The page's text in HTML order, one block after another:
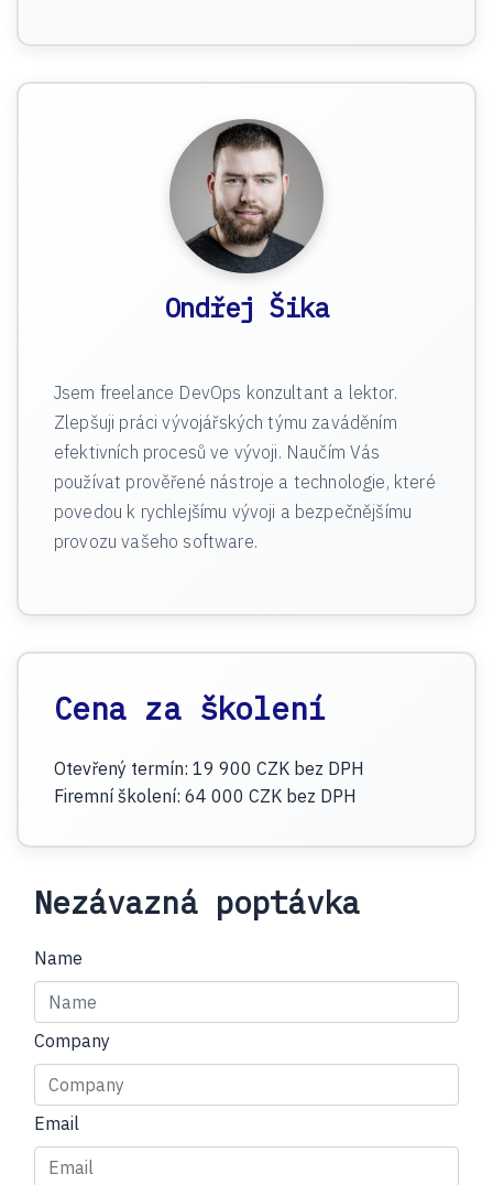
Ondřej Šika
Jsem freelance DevOps konzultant a lektor.
Zlepšuji práci vývojářských týmu zaváděním
efektivních procesů ve vývoji. Naučím Vás
používat prověřené nástroje a technologie, které
povedou k rychlejšímu vývoji a bezpečnějšímu
provozu vašeho software.
Cena za školení
Otevřený termín: 19 900 CZK bez DPH
Firemní školení: 64 000 CZK bez DPH
Nezávazná poptávka
Name
Company
Email